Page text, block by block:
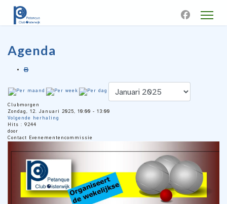
Agenda
Clubmorgen
Zondag, 12. Januari 2025, 10:00 - 13:00
Volgende herhaling
Hits : 9244
door
Contact Evenementencommissie